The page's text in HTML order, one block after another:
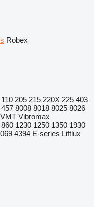
Robex
110 205 215 220X 225 403
457 8008 8018 8025 8026
VMT Vibromax
860 1230 1250 1350 1930
4394 E-series Liftlux